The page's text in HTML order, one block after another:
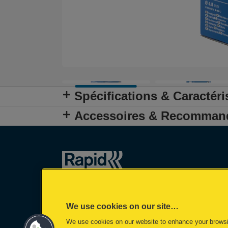
Spécifications &
Accessoires &
We use cookies on our site…
We use cookies on our website to enhance your